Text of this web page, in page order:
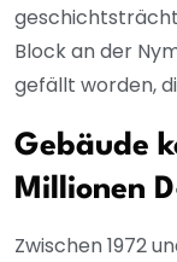
Block an der
gefällt worden,
Gebäude
Millionen
Zwischen 1972